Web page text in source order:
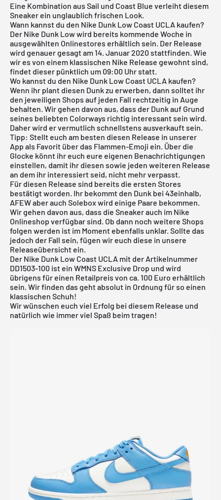
Eine Kombination aus Sail und Coast Blue verleiht diesem
Sneaker ein unglaublich frischen Look.
Wann kannst du den Nike Dunk Low Coast UCLA kaufen?
Der Nike Dunk Lowwird bereits kommende Woche in
ausgewählten Onlinestores erhältlich sein. Der Release
wird genauer gesagt am 14. Januar 2020 stattfinden. Wie
wir es von einem klassischen Nike Release gewohnt sind,
findet dieser pünktlich um 09:00 Uhr statt.
Wo kannst du den Nike Dunk Low Coast UCLA kaufen?
Wenn ihr plant diesen Dunk zu erwerben, dann solltet ihr
den jeweiligen Shops auf jeden Fall rechtzeitig in Auge
behalten. Wir gehen davon aus, dass der Dunk auf Grund
seines beliebten Colorways richtig interessant sein wird.
Daher wird er vermutlich schnellstens ausverkauft sein.
Tipp: Stellt euch am besten diesen Release in unserer
App als Favorit über das Flammen-Emoji ein. Über die
Glocke könnt ihr euch eure eigenen Benachrichtigungen
einstellen, damit ihr diesen sowie jeden weiteren Release
an dem ihr interessiert seid, nicht mehr verpasst.
Für diesen Release sind bereits die ersten Stores
bestätigt worden. Ihr bekommt den Dunk bei 43einhalb,
AFEWaber auch Soleboxwird einige Paare bekommen.
Wir gehen davon aus, dass die Sneaker auch im Nike
Onlineshop verfügbar sind. Ob dann noch weitere Shops
folgen werden ist im Moment ebenfalls unklar. Sollte das
jedoch der Fall sein, fügen wir euch diese in unsere
Releaseübersicht ein.
Der Nike Dunk Low Coast UCLA mit der Artikelnummer
DD1503-100 ist ein WMNS Exclusive Drop und wird
übrigens für einen Retailpreis von ca. 100 Euro erhältlich
sein. Wir finden das geht absolut in Ordnung für so einen
klassischen Schuh!
Wir wünschen euch viel Erfolg bei diesem Release und
natürlich wie immer viel Spaß beim tragen!